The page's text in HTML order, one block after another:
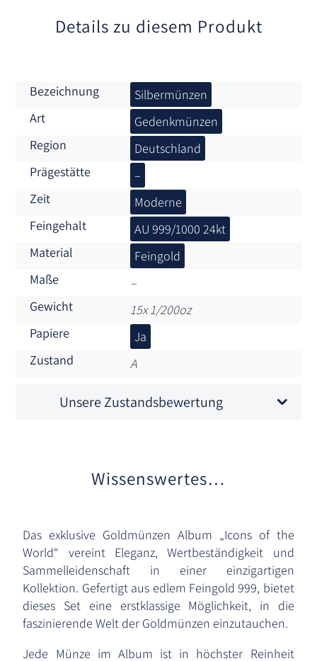
Details zu diesem Produkt
Bezeichnung
Silbermünzen
Art
Gedenkmünzen
Region
Deutschland
Prägestätte
–
Zeit
Moderne
Feingehalt
AU 999/1000 24kt
Material
Feingold
Maße
–
Gewicht
15x 1/200oz
Papiere
Ja
Zustand
A
Unsere Zustandsbewertung
Wissenswertes…
Das exklusive Goldmünzen Album „Icons of the
World“ vereint Eleganz, Wertbeständigkeit und
Sammelleidenschaft in einer einzigartigen
Kollektion. Gefertigt aus edlem Feingold 999, bietet
dieses Set eine erstklassige Möglichkeit, in die
faszinierende Welt der Goldmünzen einzutauchen.
Jede Münze im Album ist in höchster Reinheit